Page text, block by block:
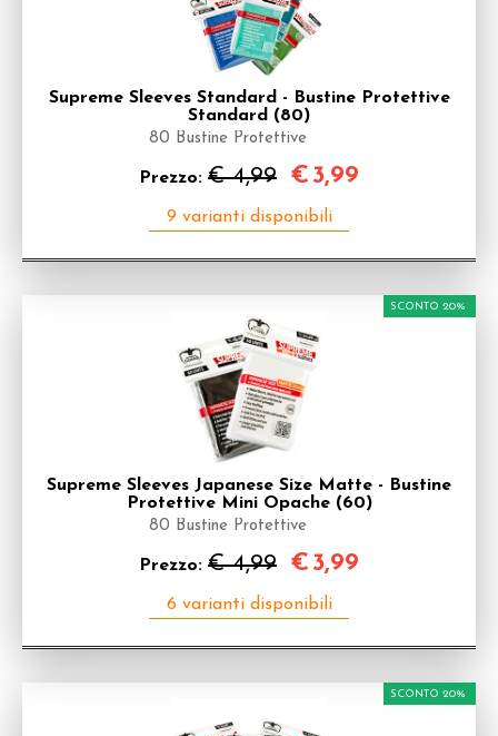
Supreme Sleeves Standard - Bustine Protettive
Standard (80)
80 Bustine Protettive
Prezzo: € 4,99 € 3,99
Supreme Sleeves Japanese Size Matte - Bustine
Protettive Mini Opache (60)
80 Bustine Protettive
Prezzo: € 4,99
SCONTO 20%
€ 3,99
SCONTO 20%